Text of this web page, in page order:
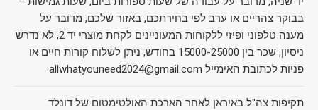
בבוקר צהריים או ערב לפי בחירתכם, באזור שלכם, מדובר על
מענה טלפוני ופיזי ללקוחות המעוניינים לקחת מוצרי יד 2, לא נדרש
ניסיון, שכר בין 15000-25000 בחודש, ניתן לשלוח קורות חיים או
פניות לכתובת האימייל allwhatyouneed2024@gmail.com
תקיפות צה"ל באיראן לאחר הארכת האולטימטום של דונלד